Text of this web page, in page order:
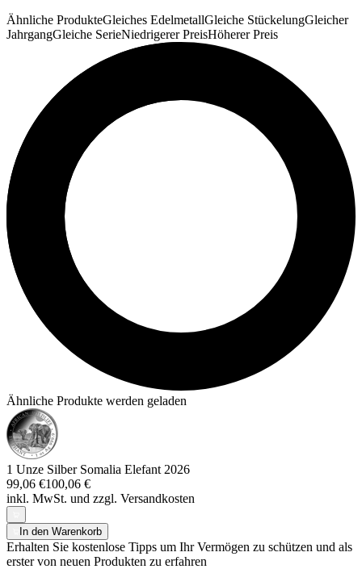
Ähnliche ProdukteGleiches EdelmetallGleiche StückelungGleicher
JahrgangGleiche SerieNiedrigerer PreisHöherer Preis
Ähnliche Produkte werden geladen
1 Unze Silber Somalia Elefant 2026
99,06 €100,06 €
inkl. MwSt. und zzgl. Versandkosten
In den Warenkorb
Erhalten Sie kostenlose Tipps um Ihr Vermögen zu schützen und als
erster von neuen Produkten zu erfahren